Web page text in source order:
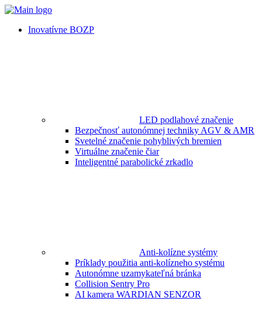
Inovatívne BOZP
LED podlahové značenie
Bezpečnosť autonómnej techniky AGV & AMR
Svetelné značenie pohyblivých bremien
Virtuálne značenie čiar
Inteligentné parabolické zrkadlo
Anti-kolízne systémy
Príklady použitia anti-kolízneho systému
Autonómne uzamykateľná bránka
Collision Sentry Pro
AI kamera WARDIAN SENZOR